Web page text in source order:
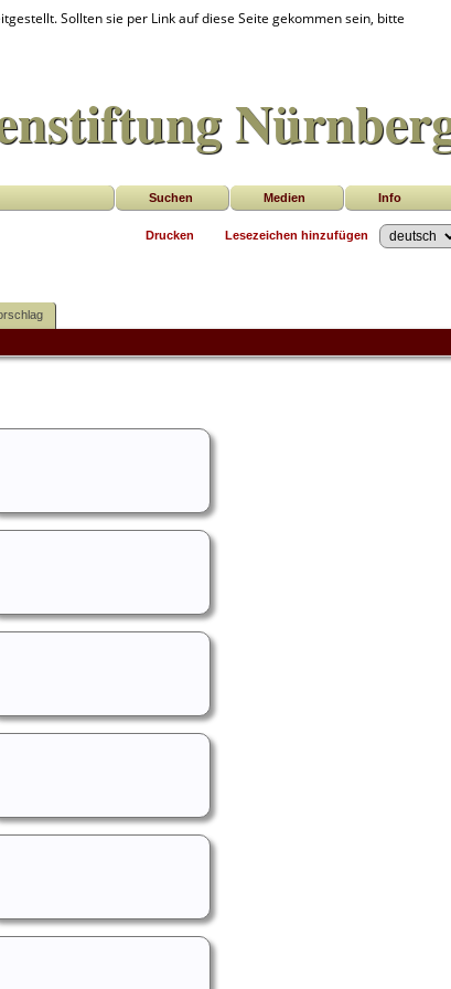
Sollten sie per Link auf diese Seite gekommen sein, bitte
Suchen Medien Info
Drucken Lesezeichen hinzufügen